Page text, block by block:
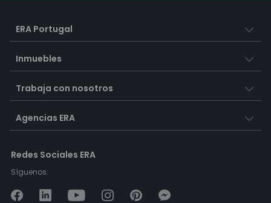
ERA Portugal
Inmuebles
Trabaja con nosotros
Agencias ERA
Redes Sociales ERA
Síguenos: